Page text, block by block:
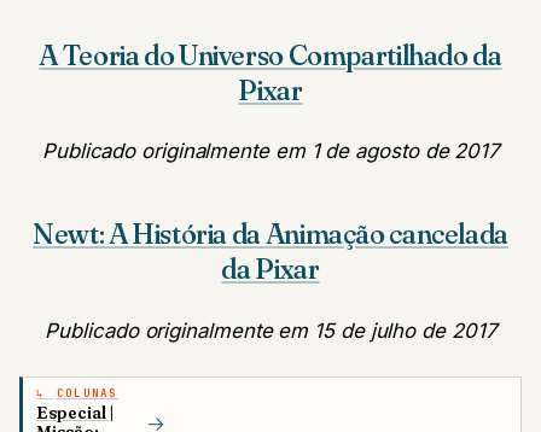
A Teoria do Universo Compartilhado da
Pixar
Publicado originalmente em 1 de agosto de 2017
Newt: A História da Animação cancelada
da Pixar
Publicado originalmente em 15 de julho de 2017
COLUNAS
Especial |
→